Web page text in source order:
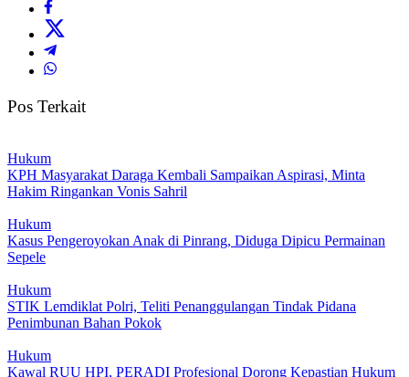
Pos Terkait
Hukum
KPH Masyarakat Daraga Kembali Sampaikan Aspirasi, Minta
Hakim Ringankan Vonis Sahril
Hukum
Kasus Pengeroyokan Anak di Pinrang, Diduga Dipicu Permainan
Sepele
Hukum
STIK Lemdiklat Polri, Teliti Penanggulangan Tindak Pidana
Penimbunan Bahan Pokok
Hukum
Kawal RUU HPI, PERADI Profesional Dorong Kepastian Hukum